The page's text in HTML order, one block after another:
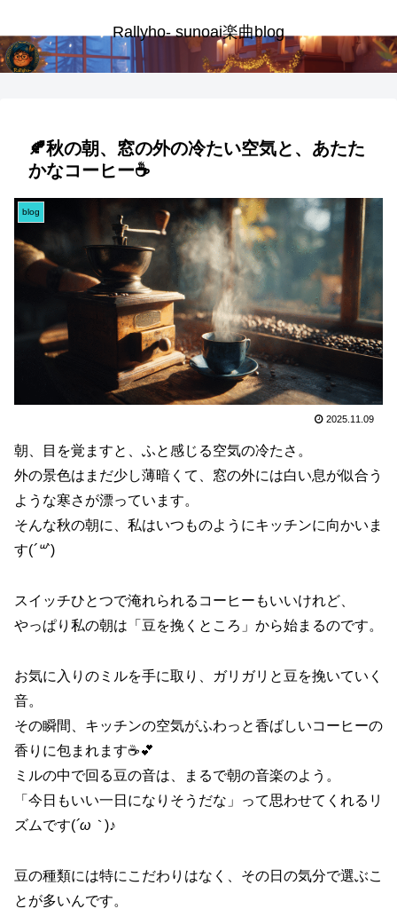
Rallyho- sunoai楽曲blog
🍂秋の朝、窓の外の冷たい空気と、あたた
かなコーヒー☕
blog
2025.11.09
朝、目を覚ますと、ふと感じる空気の冷たさ。
外の景色はまだ少し薄暗くて、窓の外には白い息が似合う
ような寒さが漂っています。
そんな秋の朝に、私はいつものようにキッチンに向かいま
す(´꒳`)
スイッチひとつで淹れられるコーヒーもいいけれど、
やっぱり私の朝は「豆を挽くところ」から始まるのです。
お気に入りのミルを手に取り、ガリガリと豆を挽いていく
音。
その瞬間、キッチンの空気がふわっと香ばしいコーヒーの
香りに包まれます☕💕
ミルの中で回る豆の音は、まるで朝の音楽のよう。
「今日もいい一日になりそうだな」って思わせてくれるリ
ズムです(´ω｀ )♪
豆の種類には特にこだわりはなく、その日の気分で選ぶこ
とが多いんです。